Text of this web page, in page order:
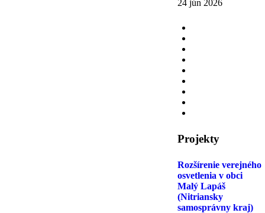
24 jún 2026
Projekty
Rozšírenie verejného
osvetlenia v obci
Malý Lapáš
(Nitriansky
samosprávny kraj)